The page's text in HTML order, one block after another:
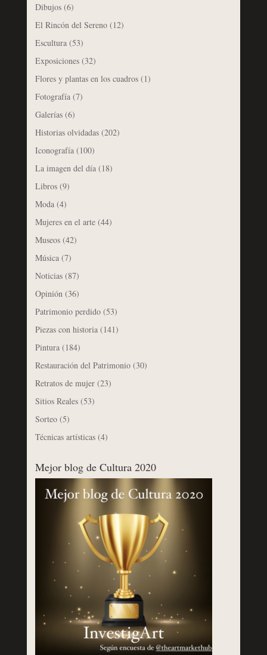
Dibujos(6)
El Rincón del Sereno(12)
Escultura(53)
Exposiciones(32)
Flores y plantas en los cuadros(1)
Fotografía(7)
Galerías(6)
Historias olvidadas(202)
Iconografía(100)
La imagen del día(18)
Libros(9)
Moda(4)
Mujeres en el arte(44)
Museos(42)
Música(7)
Noticias(87)
Opinión (36)
Patrimonio perdido(53)
Piezas con historia(141)
Pintura(184)
Restauración del Patrimonio(30)
Retratos de mujer(23)
Sitios Reales(53)
Sorteo(5)
Técnicas artísticas(4)
Mejor blog de Cultura 2020